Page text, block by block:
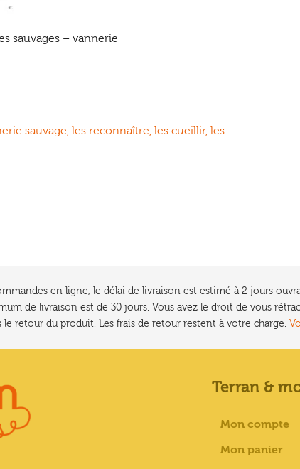
sauvages – vannerie
sauvage, les reconnaître, les cueillir, les
en ligne, le délai de livraison est estimé à 2 jours
de livraison est de 30 jours. Vous avez le droit de vous
le retour du produit. Les frais de retour restent à votre charge.
Terran &
Mon compte
Mon panier